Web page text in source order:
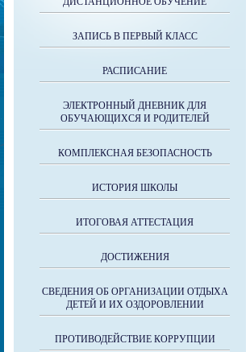
ЗАПИСЬ В ПЕРВЫЙ КЛАСС
РАСПИСАНИЕ
ЭЛЕКТРОННЫЙ ДНЕВНИК ДЛЯ
ОБУЧАЮЩИХСЯ И РОДИТЕЛЕЙ
КОМПЛЕКСНАЯ БЕЗОПАСНОСТЬ
ИСТОРИЯ ШКОЛЫ
ИТОГОВАЯ АТТЕСТАЦИЯ
ДОСТИЖЕНИЯ
СВЕДЕНИЯ ОБ ОРГАНИЗАЦИИ ОТДЫХА
ДЕТЕЙ И ИХ ОЗДОРОВЛЕНИИ
ПРОТИВОДЕЙСТВИЕ КОРРУПЦИИ